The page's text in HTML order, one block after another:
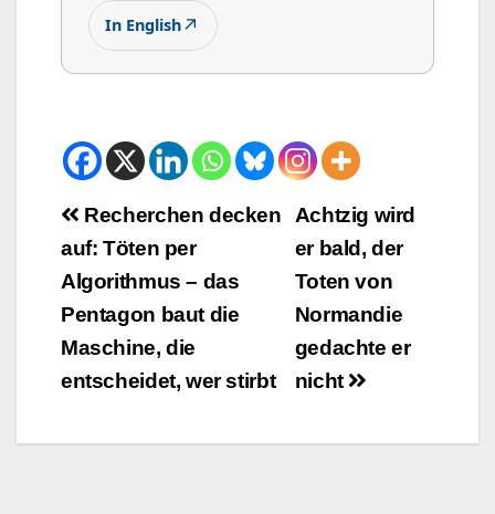
In English↗
Beitrags-
Navigation
Achtzig wird
er bald, der
Toten von
Normandie
gedachte er
nicht
Recherchen decken
auf: Töten per
Algorithmus – das
Pentagon baut die
Maschine, die
entscheidet, wer stirbt